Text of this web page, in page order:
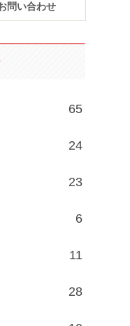
問い合わせ
65
24
23
6
11
28